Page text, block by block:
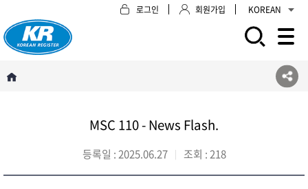
로그인 회원가입 KOREAN
MSC 110 - News Flash.
등록일 : 2025.06.27 조회 : 218